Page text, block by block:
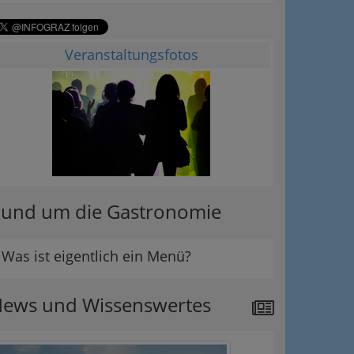
Veranstaltungsfotos
um die Gastronomie
Was ist eigentlich ein Menü?
und Wissenswertes